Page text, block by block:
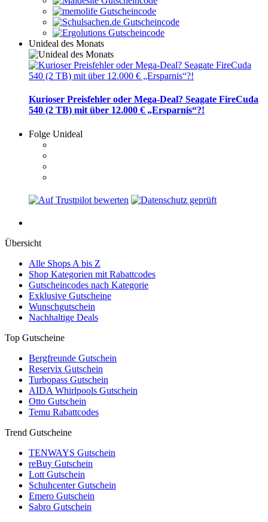
Unideal des Monats
Kurioser Preisfehler oder Mega-Deal? Seagate FireCuda
540 (2 TB) mit über 12.000 € „Ersparnis“?!
Folge Unideal
Übersicht
Alle Shops A bis Z
Shop Kategorien mit Rabattcodes
Gutscheincodes nach Kategorie
Exklusive Gutscheine
Wunschgutschein
Nachhaltige Deals
Top Gutscheine
Bergfreunde Gutschein
Reservix Gutschein
Turbopass Gutschein
AIDA Whirlpools Gutschein
Otto Gutschein
Temu Rabattcodes
Trend Gutscheine
TENWAYS Gutschein
reBuy Gutschein
Lott Gutschein
Schuhcenter Gutschein
Emero Gutschein
Sabro Gutschein